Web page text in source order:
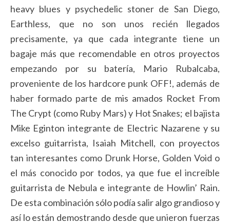
heavy blues y psychedelic stoner de San Diego,
Earthless, que no son unos recién llegados
precisamente, ya que cada integrante tiene un
bagaje más que recomendable en otros proyectos
empezando por su batería, Mario Rubalcaba,
proveniente de los hardcore punk OFF!, además de
haber formado parte de mis amados Rocket From
The Crypt (como Ruby Mars) y Hot Snakes; el bajista
Mike Eginton integrante de Electric Nazarene y su
excelso guitarrista, Isaiah Mitchell, con proyectos
tan interesantes como Drunk Horse, Golden Void o
el más conocido por todos, ya que fue el increíble
guitarrista de Nebula e integrante de Howlin’ Rain.
De esta combinación sólo podía salir algo grandioso y
así lo están demostrando desde que unieron fuerzas